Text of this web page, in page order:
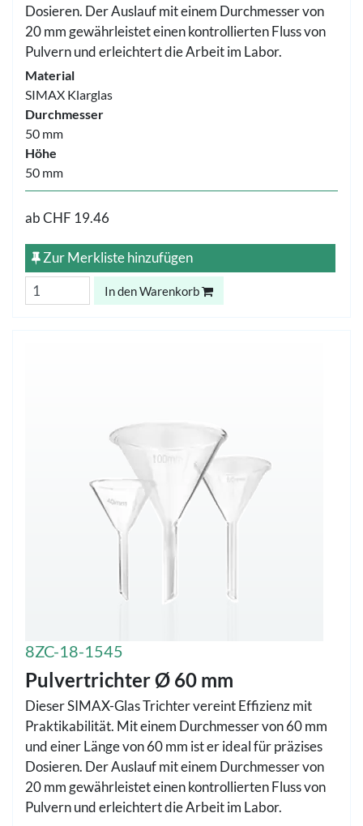
Dosieren. Der Auslauf mit einem Durchmesser von
20 mm gewährleistet einen kontrollierten Fluss von
Pulvern und erleichtert die Arbeit im Labor.
Material
SIMAX Klarglas
Durchmesser
50 mm
Höhe
50 mm
abCHF 19.46
Zur Merkliste hinzufügen
In den Warenkorb
8ZC-18-1545
Pulvertrichter Ø 60 mm
Dieser SIMAX-Glas Trichter vereint Effizienz mit
Praktikabilität. Mit einem Durchmesser von 60 mm
und einer Länge von 60 mm ist er ideal für präzises
Dosieren. Der Auslauf mit einem Durchmesser von
20 mm gewährleistet einen kontrollierten Fluss von
Pulvern und erleichtert die Arbeit im Labor.